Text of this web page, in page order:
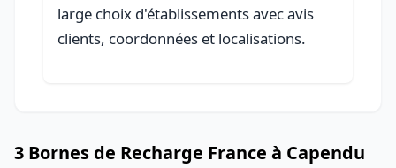
large choix d'établissements avec avis
clients, coordonnées et localisations.
3 Bornes de Recharge France à Capendu